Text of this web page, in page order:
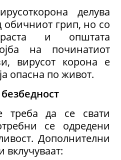
делува
грип, но со
и општата
на починатиот
вирусот корона е
опасна по живот.
треба да се свати
се одредени
Дополнителни